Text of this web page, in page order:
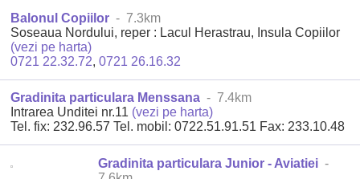
Balonul Copiilor - 7.3km
Soseaua Nordului, reper : Lacul Herastrau, Insula Copiilor
(vezi pe harta)
0721 22.32.72,0721 26.16.32
Gradinita particulara Menssana - 7.4km
Intrarea Unditei nr.11 (vezi pe harta)
Tel. fix: 232.96.57 Tel. mobil: 0722.51.91.51 Fax: 233.10.48
Gradinita particulara Junior - Aviatiei -